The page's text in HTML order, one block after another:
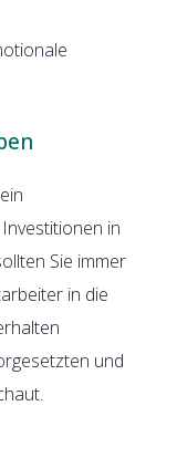
in
Sie immer
in die
und